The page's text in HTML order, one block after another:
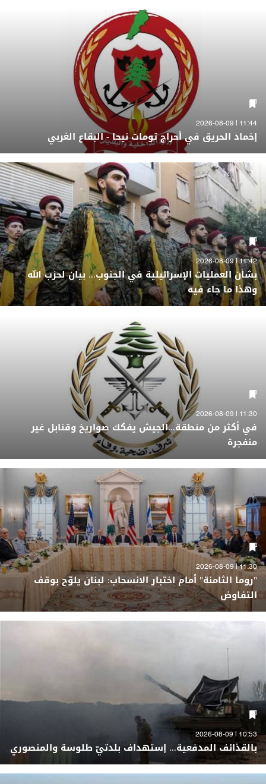
11:44 | 2026-08-09
إخماد الحريق في أحراج تومات نيحا - البقاع الغربي
11:42 | 2026-08-09
بشأن العمليات الإسرائيلية في الجنوب... بيان لحزب الله
وهذا ما جاء فيه
11:30 | 2026-08-09
في أكثر من منطقة...الجيش يفكك صواريخ وقنابل غير
منفجرة
11:30 | 2026-08-09
"روما الثامنة" أمام اختبار الانسحاب: لبنان يلوّح بوقف
التفاوض
10:53 | 2026-08-09
بالقذائف المدفعية... إستهداف بلدتيّ طلوسة والمنصوري